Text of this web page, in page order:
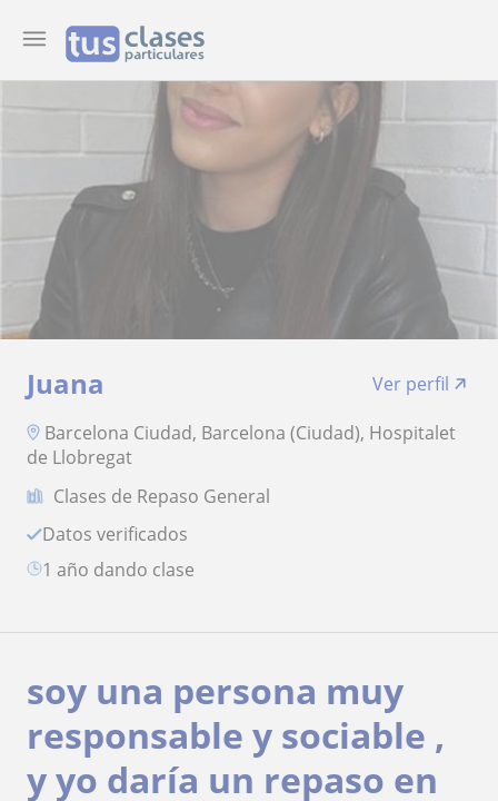
Juana
Ver perfil
Barcelona Ciudad, Barcelona (Ciudad), Hospitalet
de Llobregat
Clases de Repaso General
Datos verificados
1 año dando clase
soy una persona muy
responsable y sociable ,
y yo daría un repaso en